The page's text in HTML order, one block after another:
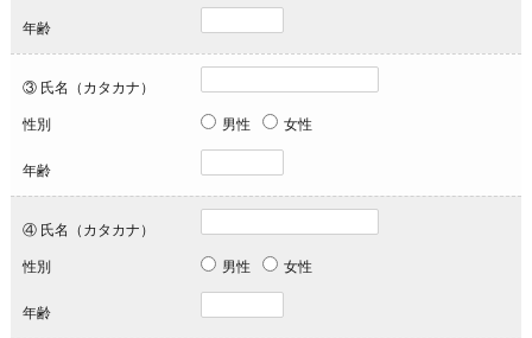
年齢
③ 氏名（カタカナ）
性別 男性 女性
年齢
④ 氏名（カタカナ）
性別 男性 女性
年齢